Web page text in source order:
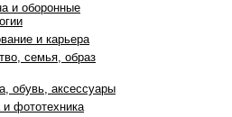
и оборонные
и карьера
семья, образ
обувь, аксессуары
и фототехника